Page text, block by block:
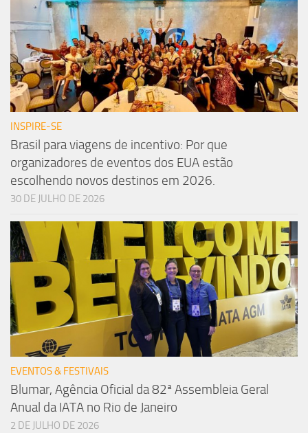
INSPIRE-SE
Brasil para viagens de incentivo: Por que
organizadores de eventos dos EUA estão
escolhendo novos destinos em 2026.
30 DE JULHO DE 2026
EVENTOS & FESTIVAIS
Blumar, Agência Oficial da 82ª Assembleia Geral
Anual da IATA no Rio de Janeiro
2 DE JULHO DE 2026